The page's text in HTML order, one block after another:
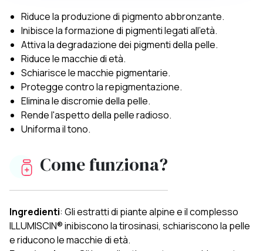
Riduce la produzione di pigmento abbronzante.
Inibisce la formazione di pigmenti legati all’età.
Attiva la degradazione dei pigmenti della pelle.
Riduce le macchie di età.
Schiarisce le macchie pigmentarie.
Protegge contro la repigmentazione.
Elimina le discromie della pelle.
Rende l'aspetto della pelle radioso.
Uniforma il tono.
Come funziona?
Ingredienti: Gli estratti di piante alpine e il complesso
ILLUMISCIN® inibiscono la tirosinasi, schiariscono la pelle
e riducono le macchie di età.